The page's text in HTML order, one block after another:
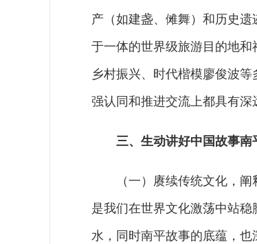
产（如建盏、傩舞）和历史
于一体的世界级旅游目的地和
乡村振兴、时代楷模廖俊波
强认同和推进交流上都具有深
三、生动讲好中国故事南
（一）赓续传统文化，
是我们在世界文化激荡中站
水，同时南平故事的底蕴，